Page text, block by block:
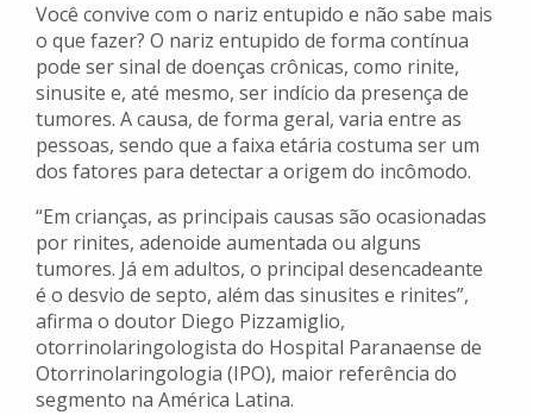
Você convive com o nariz entupido e não sabe mais
o que fazer? O nariz entupido de forma contínua
pode ser sinal de doenças crônicas, como rinite,
sinusite e, até mesmo, ser indício da presença de
tumores. A causa, de forma geral, varia entre as
pessoas, sendo que a faixa etária costuma ser um
dos fatores para detectar a origem do incômodo.
“Em crianças, as principais causas são ocasionadas
por rinites, adenoide aumentada ou alguns
tumores. Já em adultos, o principal desencadeante
é o desvio de septo, além das sinusites e rinites”,
afirma o doutor Diego Pizzamiglio,
otorrinolaringologista do Hospital Paranaense de
Otorrinolaringologia (IPO), maior referência do
segmento na América Latina.